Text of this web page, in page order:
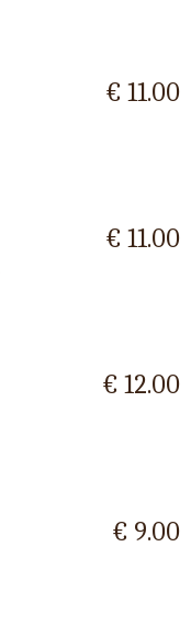
€ 11.00
€ 11.00
€ 12.00
€ 9.00